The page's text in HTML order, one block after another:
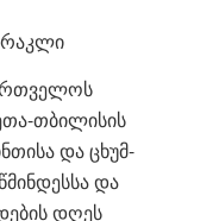
თბილისის
და ცხუმ-
და
დღეს